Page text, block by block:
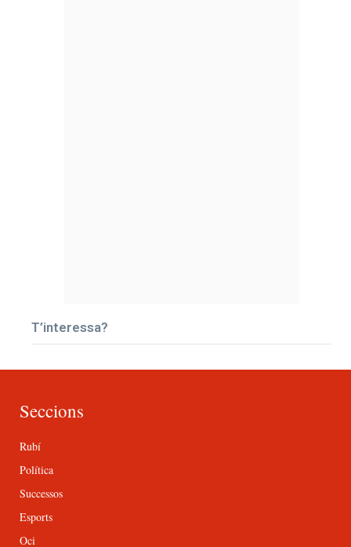
T’interessa?
Seccions
Rubí
Política
Successos
Esports
Oci